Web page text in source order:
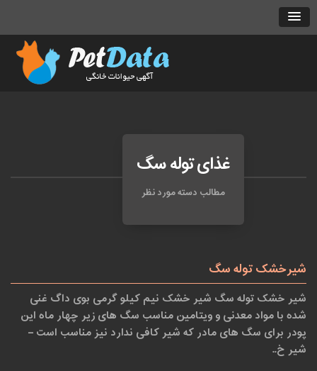
غذای توله سگ
مطالب دسته مورد نظر
شیرخشک توله سگ
شیر خشک توله سگ شیر خشک نیم کیلو گرمی بوی داگ غنی
شده با مواد معدنی و ویتامین مناسب سگ های زیر چهار ماه این
پودر برای سگ های مادر که شیر کافی ندارد نیز مناسب است –
شیر خ..